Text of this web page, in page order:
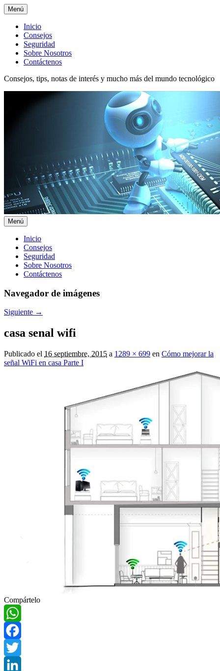
Menú
Menú
superior
Inicio
Consejos
Seguridad
Sobre Nosotros
Contáctenos
Consejos, tips, notas de interés y mucho más del mundo tecnológico
Menú
Menú
principal
Inicio
Consejos
Seguridad
Sobre Nosotros
Contáctenos
Navegador de imágenes
Siguiente →
casa senal wifi
Publicado el 16 septiembre, 2015 a 1289 × 699 en Cómo mejorar la
señal WiFi en casa Parte I
Compártelo
WhatsApp
Facebook
Twitter